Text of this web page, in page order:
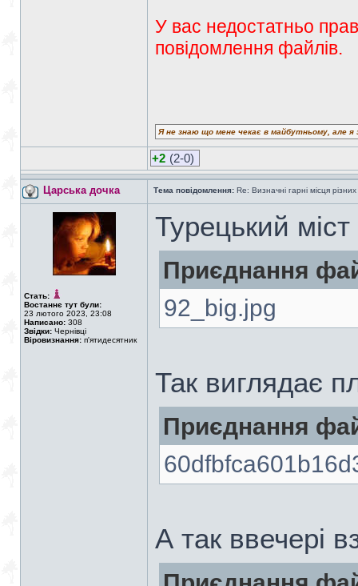
У вас недостатньо
повідомлення файлів.
Я не знаю що мене чекає в майбутньому, але
+2 (2-0)
Царська дочка Тема повідомлення: Re: Визначні гарні місця
Стать:
Востаннє тут були:
23 лютого 2023, 23:08
Написано: 308
Звідки: Чернівці
Віровизнання: п'ятидесятник
Турецький міст
Приєднання
92_big.jpg
Так виглядає
Приєднання
А так ввечері